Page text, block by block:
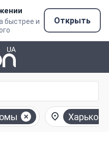
быстрее и
Открыть
Харьков